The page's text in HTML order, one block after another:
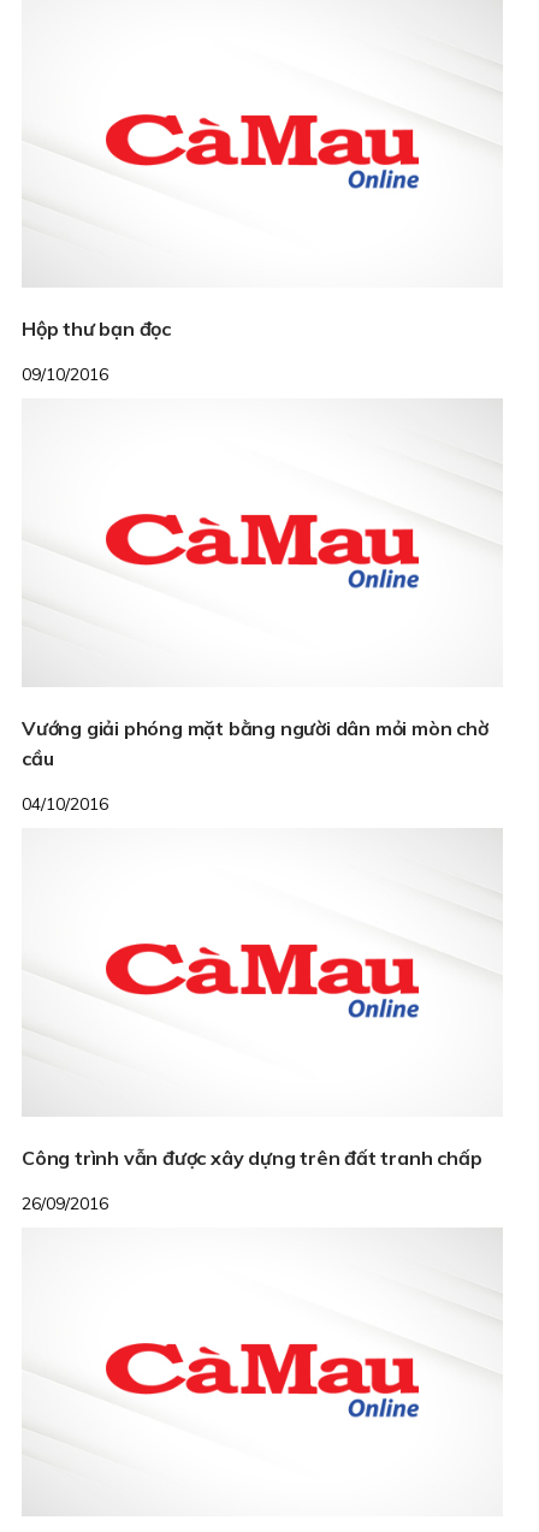
Hộp thư bạn đọc
09/10/2016
Vướng giải phóng mặt bằng người dân mỏi mòn chờ
cầu
04/10/2016
Công trình vẫn được xây dựng trên đất tranh chấp
26/09/2016